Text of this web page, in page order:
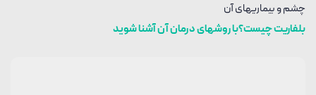
چشم و بیماریهای آن
بلفاریت چیست؟با روشهای درمان آن آشنا شوید